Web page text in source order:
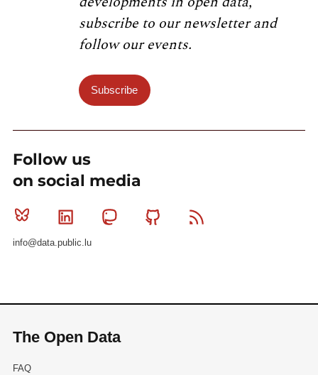
subscribe to our newsletter and
follow our events.
Subscribe
Follow us
on social media
Bluesky Linkedin MastodonGithub
info@data.public.lu
The Open Data
FAQ